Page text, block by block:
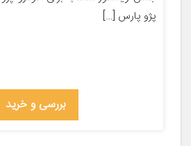
پژو پارس […]
بررسی و خرید